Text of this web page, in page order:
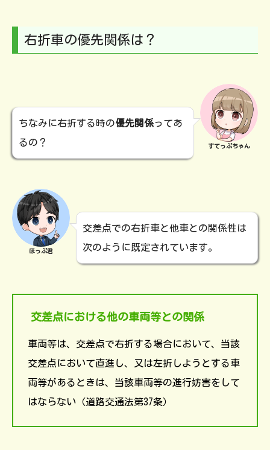
右折車の優先関係は？
ちなみに右折する時の優先関係ってあ
るの？
すてっぷちゃん
ほっぷ君
交差点での右折車と他車との関係性は
次のように既定されています。
交差点における他の車両等との関係
車両等は、交差点で右折する場合において、当該
交差点において直進し、又は左折しようとする車
両等があるときは、当該車両等の進行妨害をして
はならない（道路交通法第37条）